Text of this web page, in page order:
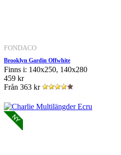
FONDACO
Brooklyn Gardin Offwhite
Finns i: 140x250, 140x280
459 kr
Från 363 kr